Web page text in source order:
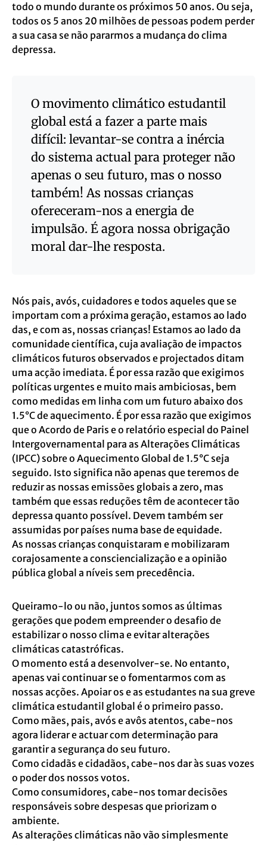
todo o mundo durante os próximos 50 anos. Ou seja,
todos os 5 anos 20 milhões de pessoas podem perder
a sua casa se não pararmos a mudança do clima
depressa.
O movimento climático estudantil
global está a fazer a parte mais
difícil: levantar-se contra a inércia
do sistema actual para proteger não
apenas o seu futuro, mas o nosso
também! As nossas crianças
ofereceram-nos a energia de
impulsão. É agora nossa obrigação
moral dar-lhe resposta.
Nós pais, avós, cuidadores e todos aqueles que se
importam com a próxima geração, estamos ao lado
das, e com as, nossas crianças! Estamos ao lado da
comunidade científica, cuja avaliação de impactos
climáticos futuros observados e projectados ditam
uma acção imediata. É por essa razão que exigimos
políticas urgentes e muito mais ambiciosas, bem
como medidas em linha com um futuro abaixo dos
1.5°C de aquecimento. É por essa razão que exigimos
que o Acordo de Paris e o relatório especial do Painel
Intergovernamental para as Alterações Climáticas
(IPCC) sobre o Aquecimento Global de 1.5°C seja
seguido. Isto significa não apenas que teremos de
reduzir as nossas emissões globais a zero, mas
também que essas reduções têm de acontecer tão
depressa quanto possível. Devem também ser
assumidas por países numa base de equidade.
As nossas crianças conquistaram e mobilizaram
corajosamente a consciencialização e a opinião
pública global a níveis sem precedência.
Queiramo-lo ou não, juntos somos as últimas
gerações que podem empreender o desafio de
estabilizar o nosso clima e evitar alterações
climáticas catastróficas.
O momento está a desenvolver-se. No entanto,
apenas vai continuar se o fomentarmos com as
nossas acções. Apoiar os e as estudantes na sua greve
climática estudantil global é o primeiro passo.
Como mães, pais, avós e avôs atentos, cabe-nos
agora liderar e actuar com determinação para
garantir a segurança do seu futuro.
Como cidadãs e cidadãos, cabe-nos dar às suas vozes
o poder dos nossos votos.
Como consumidores, cabe-nos tomar decisões
responsáveis sobre despesas que priorizam o
ambiente.
As alterações climáticas não vão simplesmente